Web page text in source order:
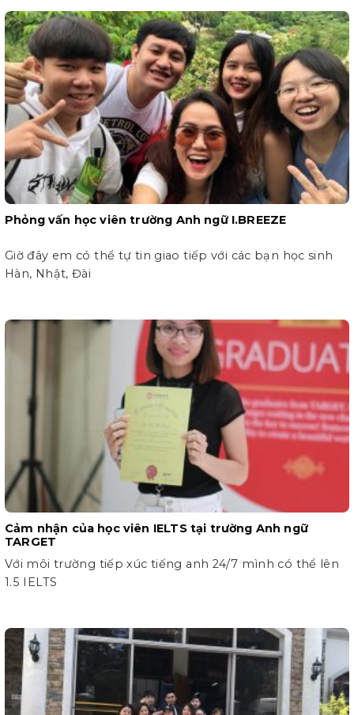
Phỏng vấn học viên trường Anh ngữ I.BREEZE
Giờ đây em có thể tự tin giao tiếp với các bạn học sinh
Hàn, Nhật, Đài
Cảm nhận của học viên IELTS tại trường Anh ngữ
TARGET
Với môi trường tiếp xúc tiếng anh 24/7 mình có thể lên
1.5 IELTS